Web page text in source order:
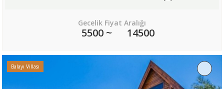
Gecelik Fiyat Aralığı
5500 ~ 14500
Balayı Villası